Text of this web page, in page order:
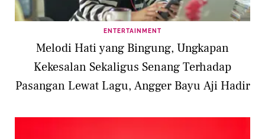
ENTERTAINMENT
Melodi Hati yang Bingung, Ungkapan
Kekesalan Sekaligus Senang Terhadap
Pasangan Lewat Lagu, Angger Bayu Aji Hadir